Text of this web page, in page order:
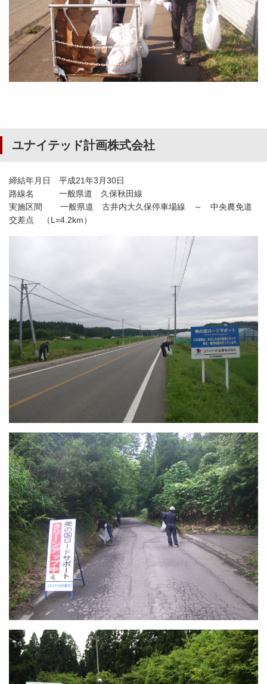
ユナイテッド計画株式会社
締結年月日 平成21年3月30日
路線名 一般県道 久保秋田線
実施区間 一般県道 古井内大久保停車場線 ～ 中央農免道
交差点 （L=4.2km）